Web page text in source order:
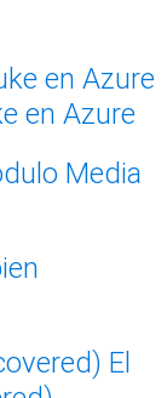
en Azure
Media
El